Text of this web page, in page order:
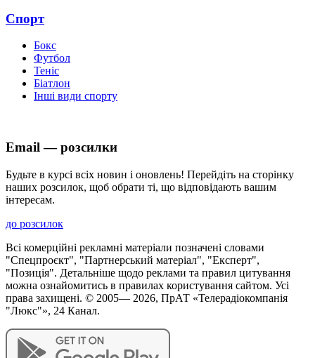
Спорт
Бокс
Футбол
Теніс
Біатлон
Інші види спорту
Email — розсилки
Будьте в курсі всіх новин і оновлень! Перейдіть на сторінку
наших розсилок, щоб обрати ті, що відповідають вашим
інтересам.
до розсилок
Всі комерційні рекламні матеріали позначені словами
"Спецпроєкт", "Партнерський матеріал", "Експерт",
"Позиція". Детальніше щодо реклами та правил цитування
можна ознайомитись в правилах користування сайтом. Усі
права захищені. © 2005— 2026, ПрАТ «Телерадіокомпанія
"Люкс"», 24 Канал.